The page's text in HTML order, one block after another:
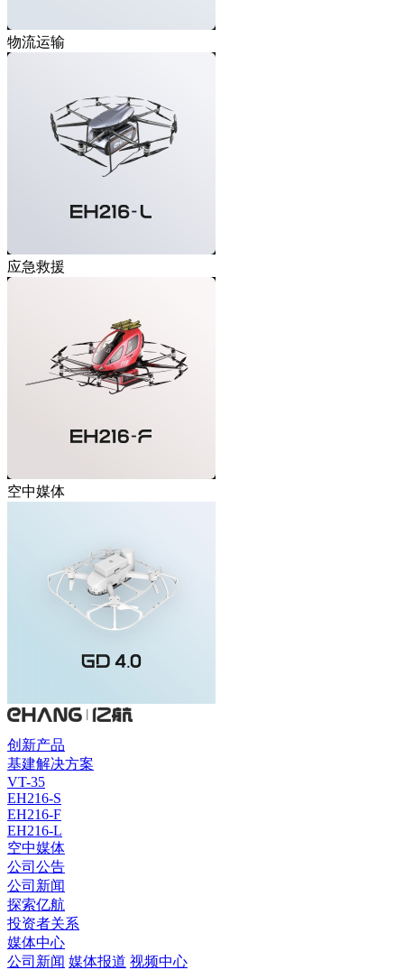
物流运输
应急救援
空中媒体
创新产品
基建解决方案
VT-35
EH216-S
EH216-F
EH216-L
空中媒体
公司公告
公司新闻
探索亿航
投资者关系
媒体中心
公司新闻 媒体报道 视频中心